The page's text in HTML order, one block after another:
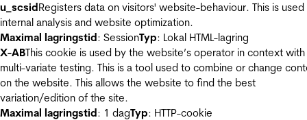
u_scsidRegisters data on visitors' website-behaviour. This is
internal analysis and website optimization.
Maximal lagringstid: SessionTyp: Lokal HTML-lagring
X-ABThis cookie is used by the website’s operator in context with
multi-variate testing. This is a tool used to combine or change
on the website. This allows the website to find the best
variation/edition of the site.
Maximal lagringstid: 1 dagTyp: HTTP-cookie